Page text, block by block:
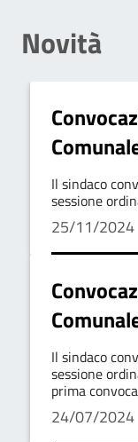
Novità
Il sindaco
sessione
25/11/2024
Il sindaco
sessione
prima
in seconda
24/07/2024